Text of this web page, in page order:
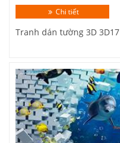
Chi tiết
Tranh dán tường 3D 3D17